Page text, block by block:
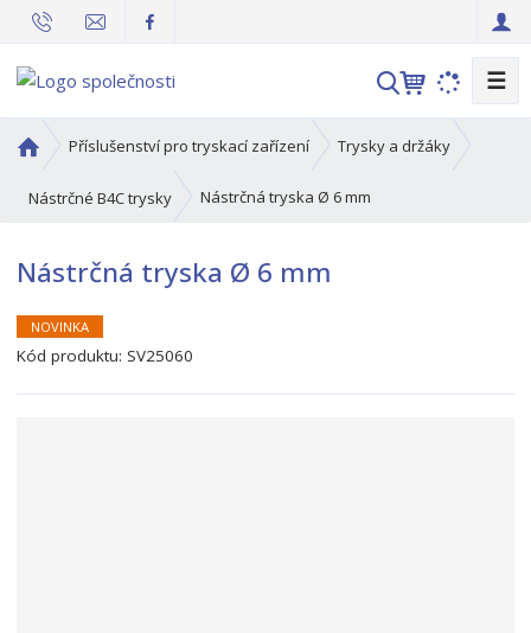
V
h
☰
v
o
í
t
r
Příslušenství pro tryskací zařízení Trysky a držáky
Nástrčné B4C trysky Nástrčná tryska Ø 6 mm
Nástrčná tryska Ø 6 mm
NOVINKA
Kód produktu: SV25060